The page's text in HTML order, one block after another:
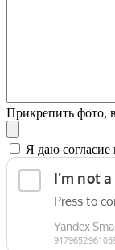
Прикрепить фото,
Я даю согласие